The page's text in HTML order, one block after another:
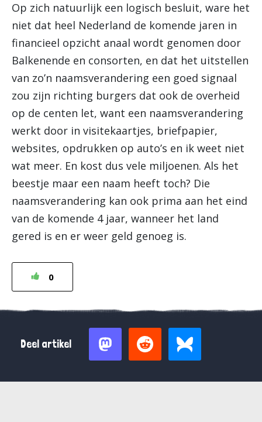
Op zich natuurlijk een logisch besluit, ware het
niet dat heel Nederland de komende jaren in
financieel opzicht anaal wordt genomen door
Balkenende en consorten, en dat het uitstellen
van zo’n naamsverandering een goed signaal
zou zijn richting burgers dat ook de overheid
op de centen let, want een naamsverandering
werkt door in visitekaartjes, briefpapier,
websites, opdrukken op auto’s en ik weet niet
wat meer. En kost dus vele miljoenen. Als het
beestje maar een naam heeft toch? Die
naamsverandering kan ook prima aan het eind
van de komende 4 jaar, wanneer het land
gered is en er weer geld genoeg is.
0
Deel artikel